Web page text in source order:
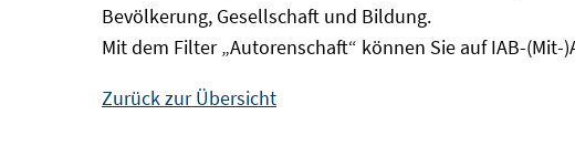
Bevölkerung, Gesellschaft und Bildung.
Mit dem Filter „Autorenschaft“ können Sie auf IAB-
Zurück zur Übersicht